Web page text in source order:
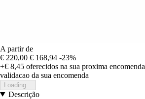
A partir de
€ 220,00 € 168,94 -23%
+€ 8,45 oferecidos na sua proxima encomenda
validacao da sua encomenda
Loading...
Descrição